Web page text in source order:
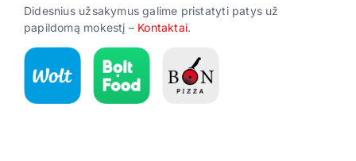
Užkandžiai
Didesnius užsakymus galime pristatyti patys už
papildomą mokestį – Kontaktai.